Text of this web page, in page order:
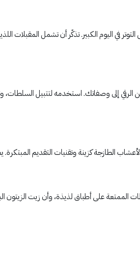
في اليوم الكبير. تذكّر أن تشمل المقبلات
الرقي إلى وصفاتك. استخدمه لتتبيل
الطازجة كزينة وتقنيات التقديم
على أطباق لذيذة، وأن زيت الزيتون